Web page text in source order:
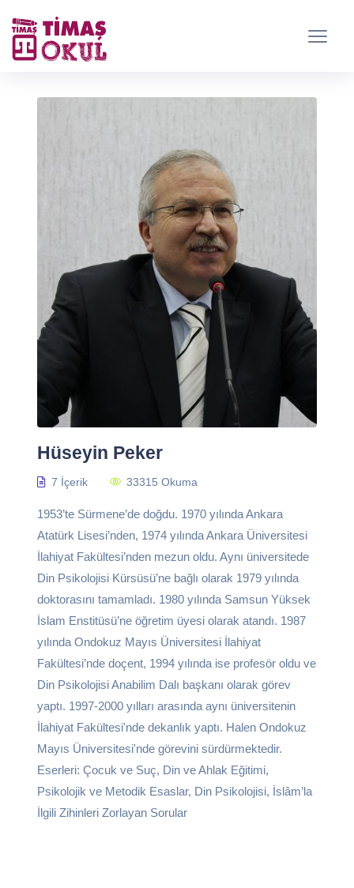
Hüseyin Peker
7 İçerik 33315 Okuma
1953’te Sürmene’de doğdu. 1970 yılında Ankara
Atatürk Lisesi’nden, 1974 yılında Ankara Üniversitesi
İlahiyat Fakültesi’nden mezun oldu. Aynı üniversitede
Din Psikolojisi Kürsüsü’ne bağlı olarak 1979 yılında
doktorasını tamamladı. 1980 yılında Samsun Yüksek
İslam Enstitüsü’ne öğretim üyesi olarak atandı. 1987
yılında Ondokuz Mayıs Üniversitesi İlahiyat
Fakültesi’nde doçent, 1994 yılında ise profesör oldu ve
Din Psikolojisi Anabilim Dalı başkanı olarak görev
yaptı. 1997-2000 yılları arasında aynı üniversitenin
İlahiyat Fakültesi'nde dekanlık yaptı. Halen Ondokuz
Mayıs Üniversitesi'nde görevini sürdürmektedir.
Eserleri: Çocuk ve Suç, Din ve Ahlak Eğitimi,
Psikolojik ve Metodik Esaslar, Din Psikolojisi, İslâm’la
İlgili Zihinleri Zorlayan Sorular